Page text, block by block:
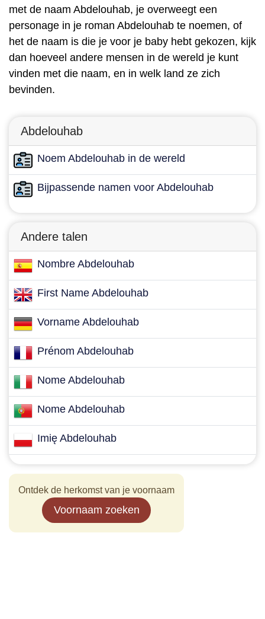
met de naam Abdelouhab, je overweegt een
personage in je roman Abdelouhab te noemen, of
het de naam is die je voor je baby hebt gekozen, kijk
dan hoeveel andere mensen in de wereld je kunt
vinden met die naam, en in welk land ze zich
bevinden.
Abdelouhab
Noem Abdelouhab in de wereld
Bijpassende namen voor Abdelouhab
Andere talen
Nombre Abdelouhab
First Name Abdelouhab
Vorname Abdelouhab
Prénom Abdelouhab
Nome Abdelouhab
Nome Abdelouhab
Imię Abdelouhab
Ontdek de herkomst van je voornaam
Voornaam zoeken